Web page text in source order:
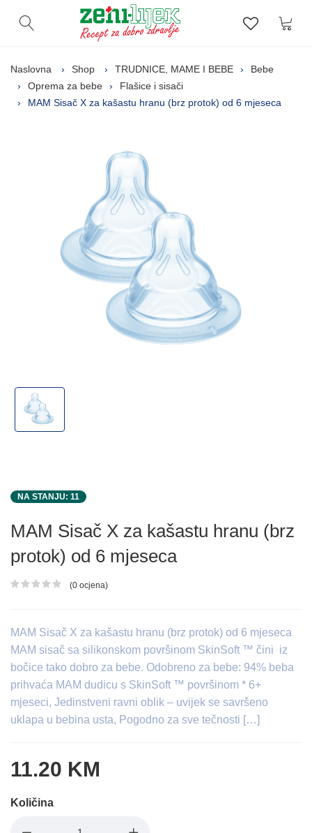
Otvori pretragu Lista
Naslovna Shop TRUDNICE, MAME I BEBE
Bebe
Oprema za bebe
Flašice i sisači
MAM Sisač X za kašastu hranu (brz protok) od 6 mjeseca
NA STANJU: 11
MAM Sisač X za kašastu hranu (brz
protok) od 6 mjeseca
Ocjena proizvoda
(0 ocjena)
MAM Sisač X za kašastu hranu (brz protok) od 6 mjeseca
MAM sisač sa silikonskom površinom SkinSoft ™ čini iz
bočice tako dobro za bebe. Odobreno za bebe: 94% beba
prihvaća MAM dudicu s SkinSoft ™ površinom * 6+
mjeseci, Jedinstveni ravni oblik – uvijek se savršeno
uklapa u bebina usta, Pogodno za sve tečnosti […]
11.20 KM
Količina